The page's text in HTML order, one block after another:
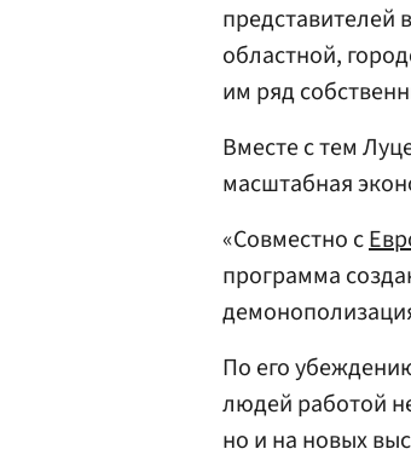
представителей в
областной,
им ряд
Вместе с тем
масштабная
«Совместно с
программа
По его
людей работой
но и на новых